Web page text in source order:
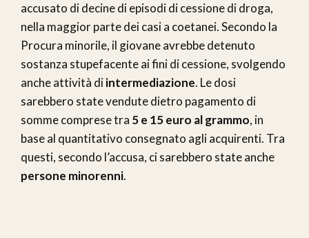
accusato di decine di episodi di cessione di droga,
nella maggior parte dei casi a coetanei. Secondo la
Procura minorile, il giovane avrebbe detenuto
sostanza stupefacente ai fini di cessione, svolgendo
anche attività diintermediazione. Le dosi
sarebbero state vendute dietro pagamento di
somme comprese tra 5 e 15 euro al grammo, in
base al quantitativo consegnato agli acquirenti. Tra
questi, secondo l’accusa, ci sarebbero state anche
persone minorenni.